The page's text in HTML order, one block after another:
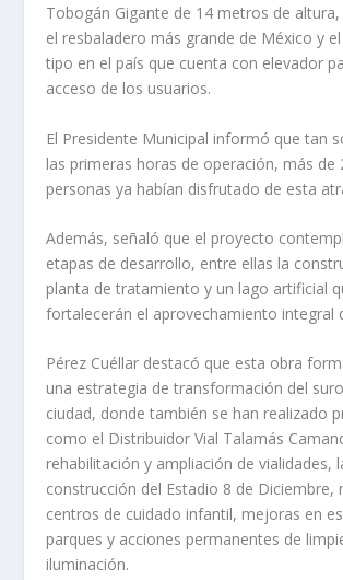
Tobogán Gigante de 14 metros de
el resbaladero más grande de México y
tipo en el país que cuenta con elevador
acceso de los usuarios.
El Presidente Municipal informó que tan
las primeras horas de operación, más de
personas ya habían disfrutado de esta
Además, señaló que el proyecto
etapas de desarrollo, entre ellas la
planta de tratamiento y un lago artificial
fortalecerán el aprovechamiento integral
Pérez Cuéllar destacó que esta obra
una estrategia de transformación del
ciudad, donde también se han realizado
como el Distribuidor Vial Talamás
rehabilitación y ampliación de vialidades,
construcción del Estadio 8 de Diciembre,
centros de cuidado infantil, mejoras en
parques y acciones permanentes de
iluminación.